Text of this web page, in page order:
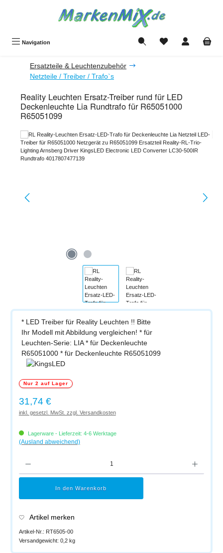
Navigation Du hast 0 Produkte
Ersatzteile & Leuchtenzubehör
Netzteile / Treiber / Trafo`s
Reality Leuchten Ersatz-Treiber rund für LED
Deckenleuchte Lia Rundtrafo für R65051000
R65051099
Bildergalerie überspringen
* LED Treiber für Reality Leuchten !! Bitte
Ihr Modell mit Abbildung vergleichen! * für
Leuchten-Serie: LIA * für Deckenleuchte
R65051000 * für Deckenleuchte R65051099
Nur 2 auf Lager
Regulärer Preis:
31,74 €
inkl. gesetzl. MwSt. zzgl. Versandkosten
Lagerware - Lieferzeit: 4-6 Werktage
(Ausland abweichend)
In den Warenkorb
Artikel merken
Artikel-Nr.: RT6505-00
Versandgewicht: 0,2 kg